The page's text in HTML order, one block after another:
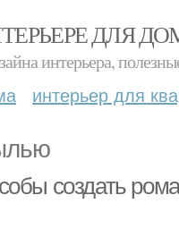
ДЛЯ
интерьера,
интерьер для
создать